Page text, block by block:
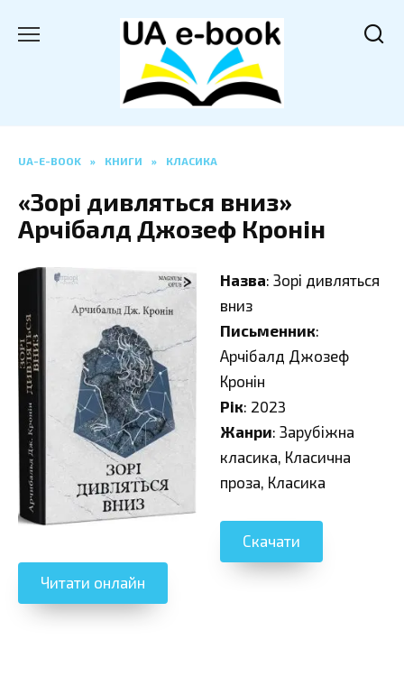
UA-E-BOOK » КНИГИ » КЛАСИКА
«Зорі дивляться вниз»
Арчібалд Джозеф Кронін
Назва: Зорі дивляться
вниз
Письменник:
Арчібалд Джозеф
Кронін
Рік: 2023
Жанри: Зарубіжна
класика, Класична
проза, Класика
Скачати
Читати онлайн